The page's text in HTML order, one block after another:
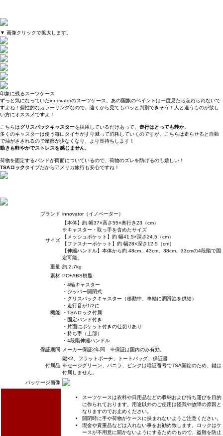
▼ 画像クリックで拡大します。
印象に残るスーツケース
ずっと気になっていたinnovatorのスーツケース。あの国旗のペイントは一度見たら忘れられないで
すよね！個性的なカラーリングなので、遠くから見てもパッと判別できそう！人と違うものが欲し
い方にオススメですよ！
こちらはグリスパックキャスターを採用しているだけあって、 走行はとっても静か。
多くのキャスターは使う毎にタイヤがすり減って消耗していくのですが、こちらは走らせると自動
で油がさされるので摩擦が少なくなり、より長持ちします！
動きも軽やかでストレスを感じません。
荷物を固定するバンドが両面についているので、荷物のズレを防げるのも嬉しい！
TSAロックタイプだからアメリカ旅行も安心ですね！
ブランド innovator（イノベーター）
サイズ
【本体】約 幅37×高さ55×奥行き23（cm）
※キャスター・取っ手を含めたサイズ
【メッシュポケット】約 幅41.5×深さ24.5（cm）
【ファスナーポケット】約 幅28×深さ12.5（cm）
【伸縮ハンドル】本体から約 48cm、43cm、38cm、33cmの4段階で固
定可能。
重量 約 2.7kg
素材 PC+ABS樹脂
機能
・4輪キャスター
・ジッパー開閉式
・グリスパックキャスター（移動中、車軸に潤滑油を供給）
・走行音が1/2に
・TSAロック付属
・固定バンド付き
・片面にポケット付きの仕切りあり
・持ち手（上部）
・4段階伸縮ハンドル
保証期間 メーカー保証2年間 ※保証は国内のみ有効。
付属品
鍵×2、フラットポーチ、トートバッグ、保証書
※セージグリーン、バニラ、ピンクは暗証番号でTSA開錠のため、鍵は
付属しません。
パッケージ画像
スーツケースは衣料や日用品などの収納および持ち運びを目的
に作られております。用途以外のご使用は怪我や故障の原因と
なりますのでお止めください。
開閉時に手や荷物がケースに挟まれないようご注意ください。
現金や貴重品などは入れない事をお勧め致します。ロックはケ
ースが不用意に開かないようにするためのもので、盗難を防止